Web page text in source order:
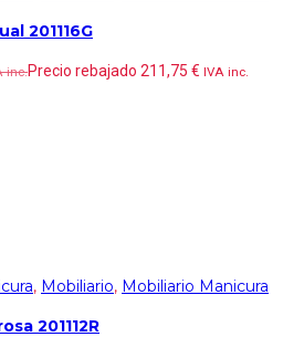
201116G
inc.Precio rebajado 211,75 € IVA inc.
, Mobiliario, Mobiliario Manicura
201112R